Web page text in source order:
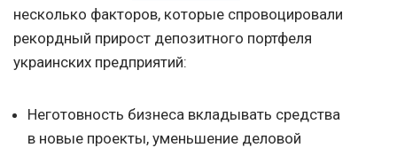
несколько факторов, которые спровоцировали
рекордный прирост депозитного портфеля
украинских предприятий:
Неготовность бизнеса вкладывать средства
в новые проекты, уменьшение деловой